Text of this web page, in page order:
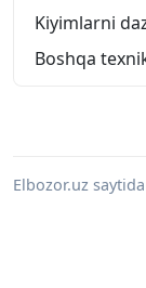
Kiyimlarni
Boshqa
Elbozor.uz